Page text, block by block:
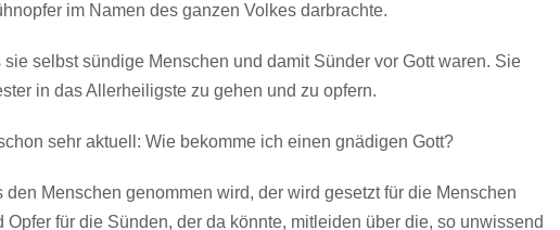
im Namen des ganzen Volkes darbrachte.
selbst sündige Menschen und damit Sünder vor Gott waren. Sie
in das Allerheiligste zu gehen und zu opfern.
sehr aktuell: Wie bekomme ich einen gnädigen Gott?
Menschen genommen wird, der wird gesetzt für die Menschen
für die Sünden, der da könnte, mitleiden über die, so unwissend